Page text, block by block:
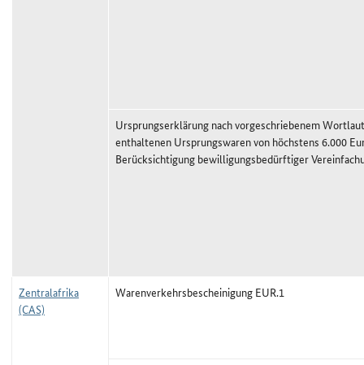
Ursprungserklärung nach vorgeschriebenem
enthaltenen Ursprungswaren von höchstens 6.000
Berücksichtigung bewilligungsbedürftiger
Zentralafrika
(CAS)
Warenverkehrsbescheinigung EUR.1